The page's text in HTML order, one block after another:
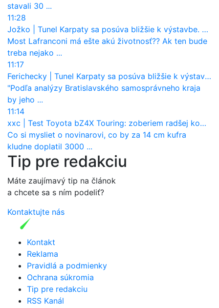
stavali 30 ...
11:28
Jožko
Tunel Karpaty sa posúva bližšie k výstavbe. NDS urobila dôležitý krok
Most Lafranconi má ešte akú životnosť?? Ak ten bude
treba nejako ...
11:17
Ferichecky
Tunel Karpaty sa posúva bližšie k výstavbe. NDS urobila dôležitý krok
"Podľa analýzy Bratislavského samosprávneho kraja
by jeho ...
11:14
xxc
Test Toyota bZ4X Touring: zoberiem radšej kombi
Co si mysliet o novinarovi, co by za 14 cm kufra
kludne doplatil 3000 ...
Tip pre redakciu
Máte zaujímavý tip na článok
a chcete sa s ním podeliť?
Kontaktujte nás
Kontakt
Reklama
Pravidlá a podmienky
Ochrana súkromia
Tip pre redakciu
RSS Kanál